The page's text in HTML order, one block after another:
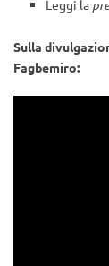
Leggi la
Sulla
Fagbemiro: